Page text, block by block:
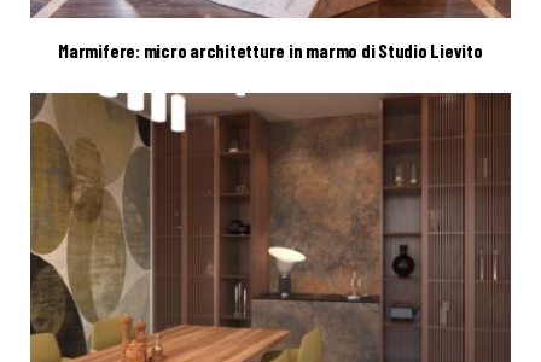
Marmifere: micro architetture in marmo di Studio Lievito